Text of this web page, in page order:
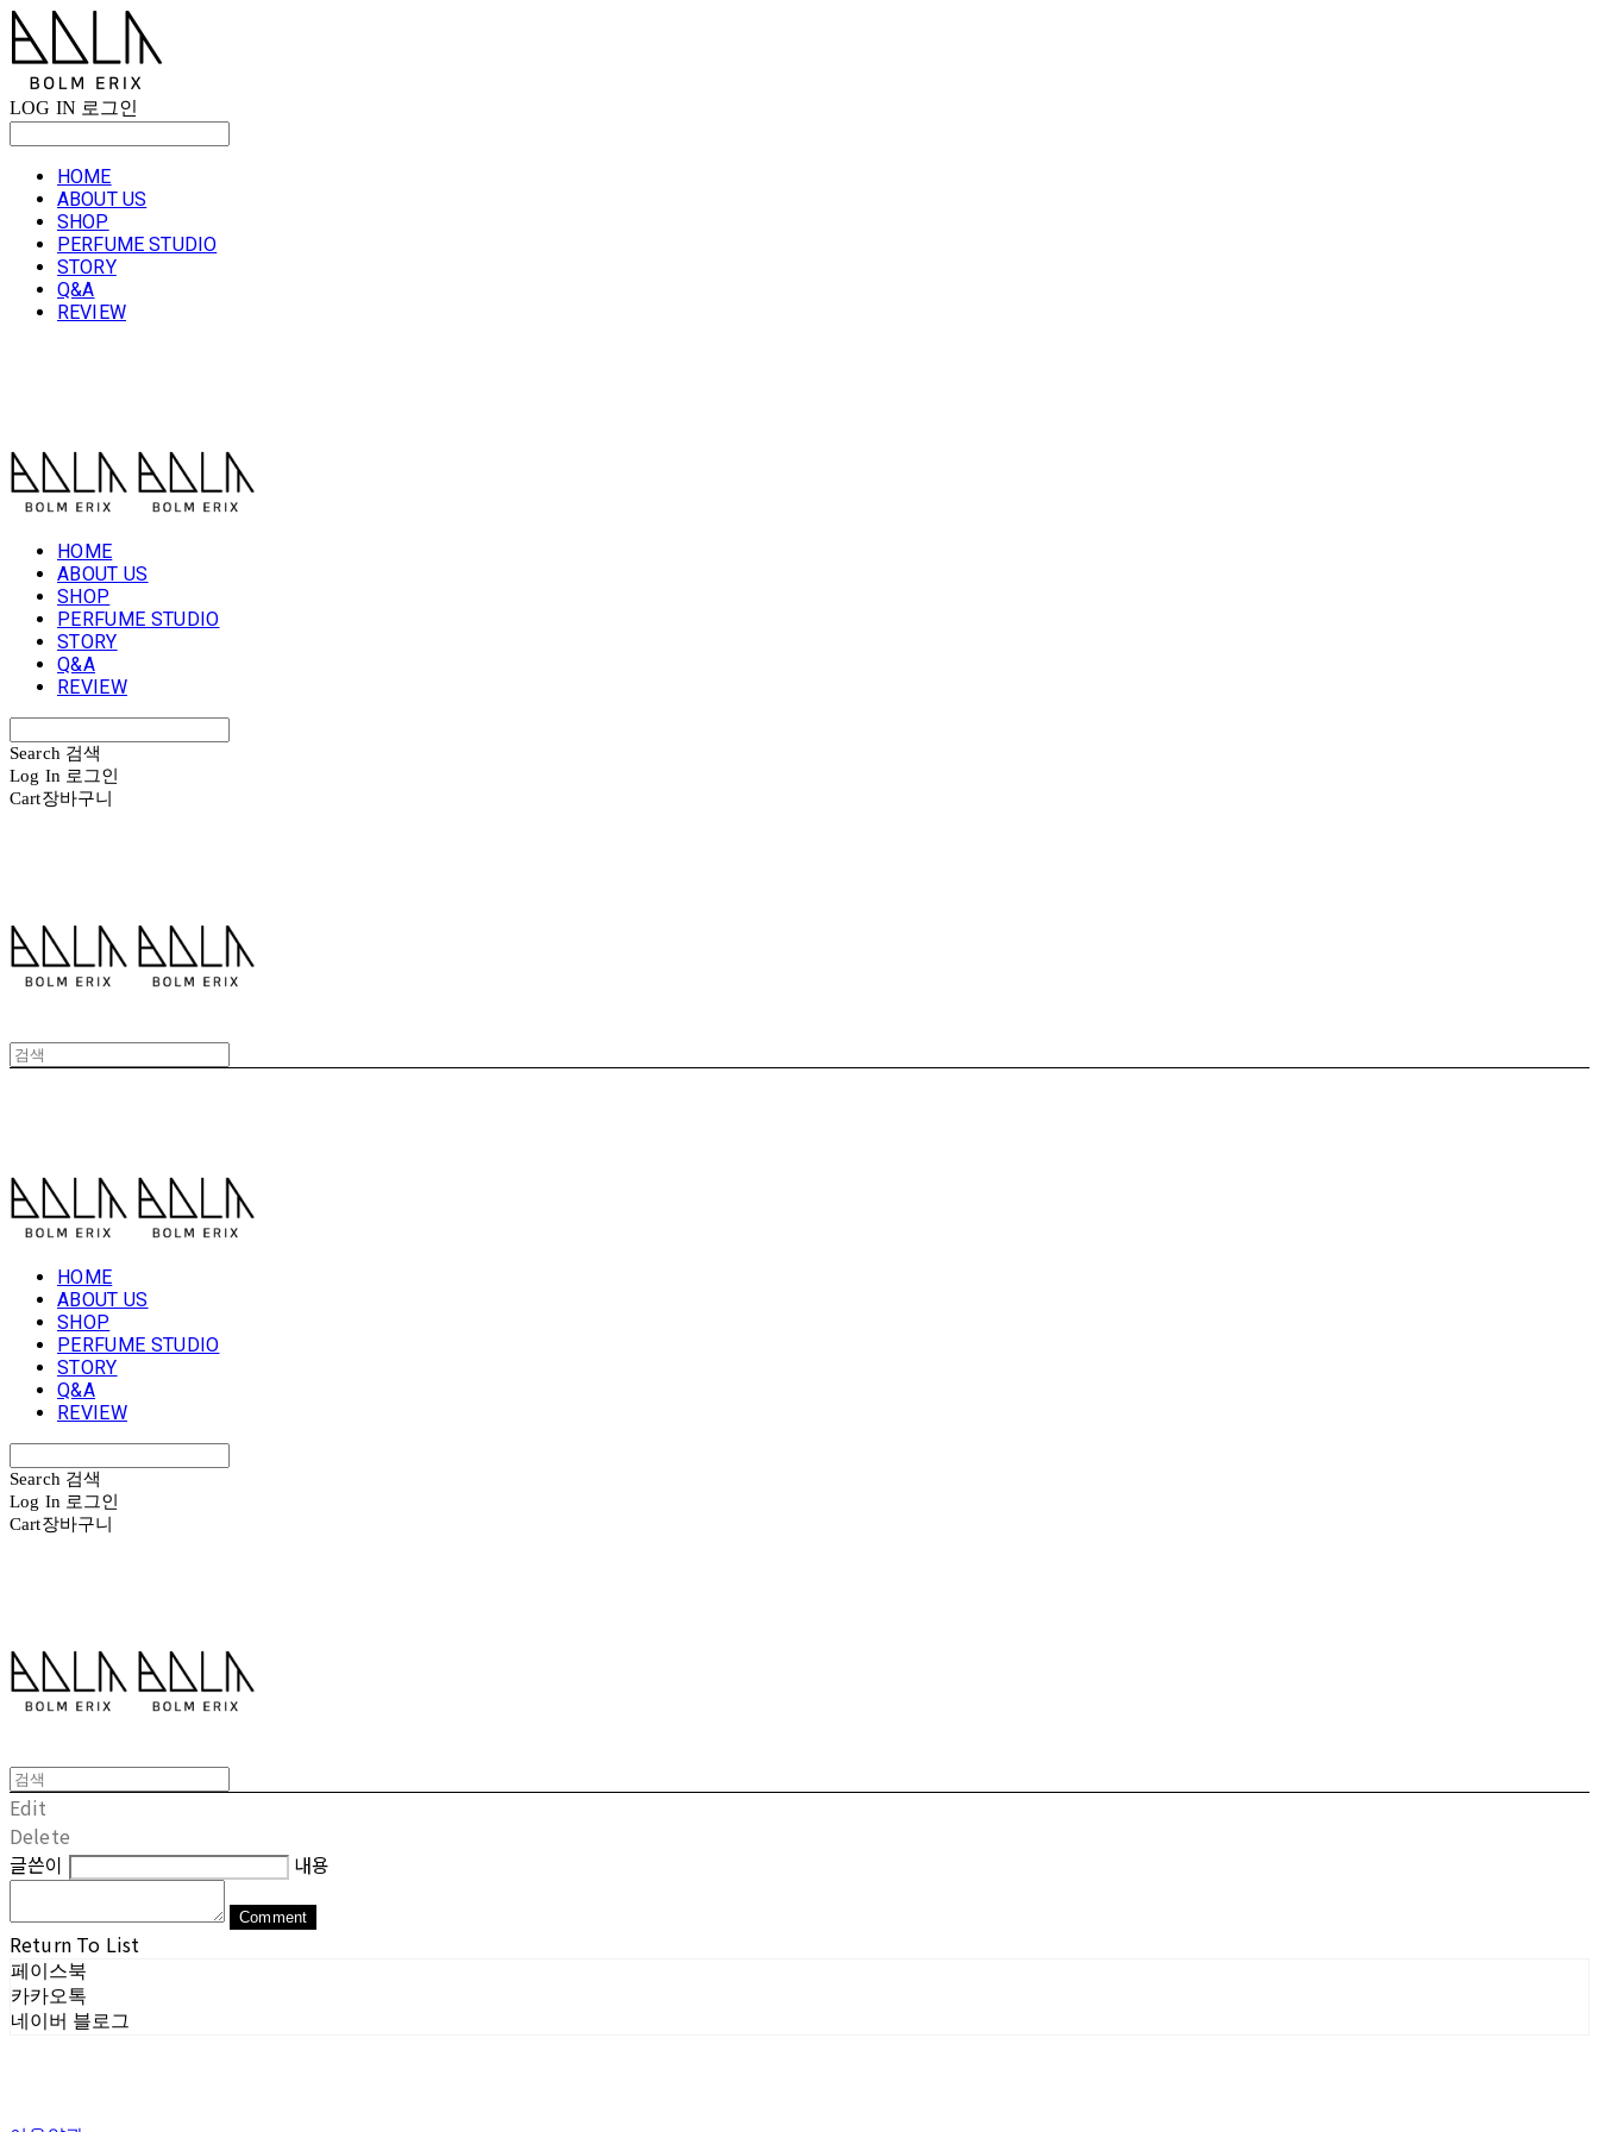
LOG IN 로그인
HOME
ABOUT US
SHOP
PERFUME STUDIO
STORY
Q&A
REVIEW
HOME
ABOUT US
SHOP
PERFUME STUDIO
STORY
Q&A
REVIEW
Search 검색
Log In 로그인
Cart장바구니
HOME
ABOUT US
SHOP
PERFUME STUDIO
STORY
Q&A
REVIEW
Search 검색
Log In 로그인
Cart장바구니
Edit
Delete
글쓴이
내용
Comment
Return To List
페이스북
카카오톡
네이버 블로그